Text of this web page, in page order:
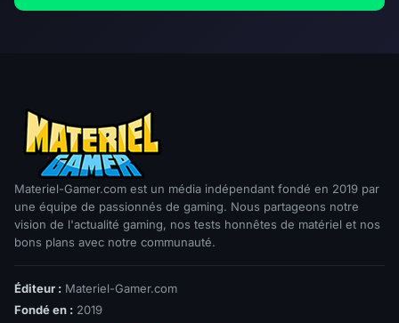
Materiel-Gamer.com est un média indépendant fondé en 2019 par
une équipe de passionnés de gaming. Nous partageons notre
vision de l'actualité gaming, nos tests honnêtes de matériel et nos
bons plans avec notre communauté.
Éditeur : Materiel-Gamer.com
Fondé en : 2019